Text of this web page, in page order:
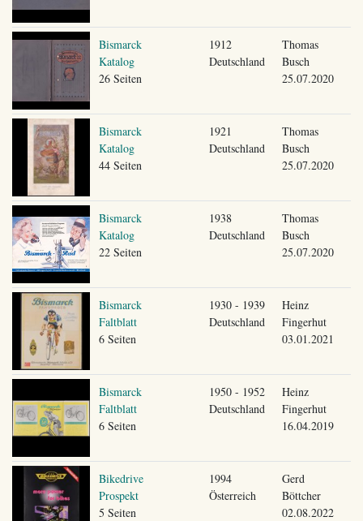
Bismarck
Katalog
26 Seiten
1912
Deutschland
Thomas
Busch
25.07.2020
Bismarck
Katalog
44 Seiten
1921
Deutschland
Thomas
Busch
25.07.2020
Bismarck
Katalog
22 Seiten
1938
Deutschland
Thomas
Busch
25.07.2020
Bismarck
Faltblatt
6 Seiten
1930 - 1939
Deutschland
Heinz
Fingerhut
03.01.2021
Bismarck
Faltblatt
6 Seiten
1950 - 1952
Deutschland
Heinz
Fingerhut
16.04.2019
Bikedrive
Prospekt
5 Seiten
1994
Österreich
Gerd
Böttcher
02.08.2022